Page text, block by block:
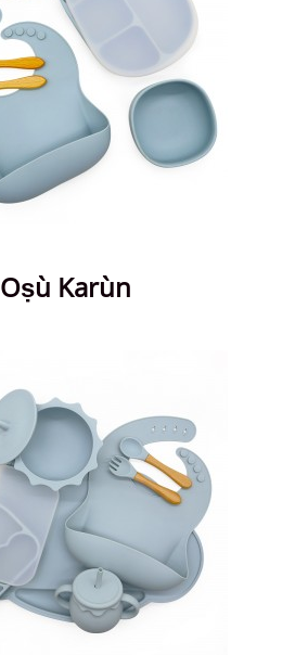
Oṣù Karùn